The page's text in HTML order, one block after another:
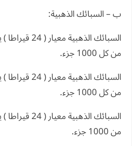
ب – السبائك الذهبية:
من كل 1000 جزء.
من كل 1000 جزء.
من 1000 جزء.